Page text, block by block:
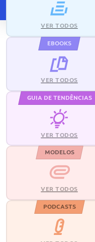
VER TODOS
EBOOKS
VER TODOS
GUIA DE TENDÊNCIAS
VER TODOS
MODELOS
VER TODOS
PODCASTS